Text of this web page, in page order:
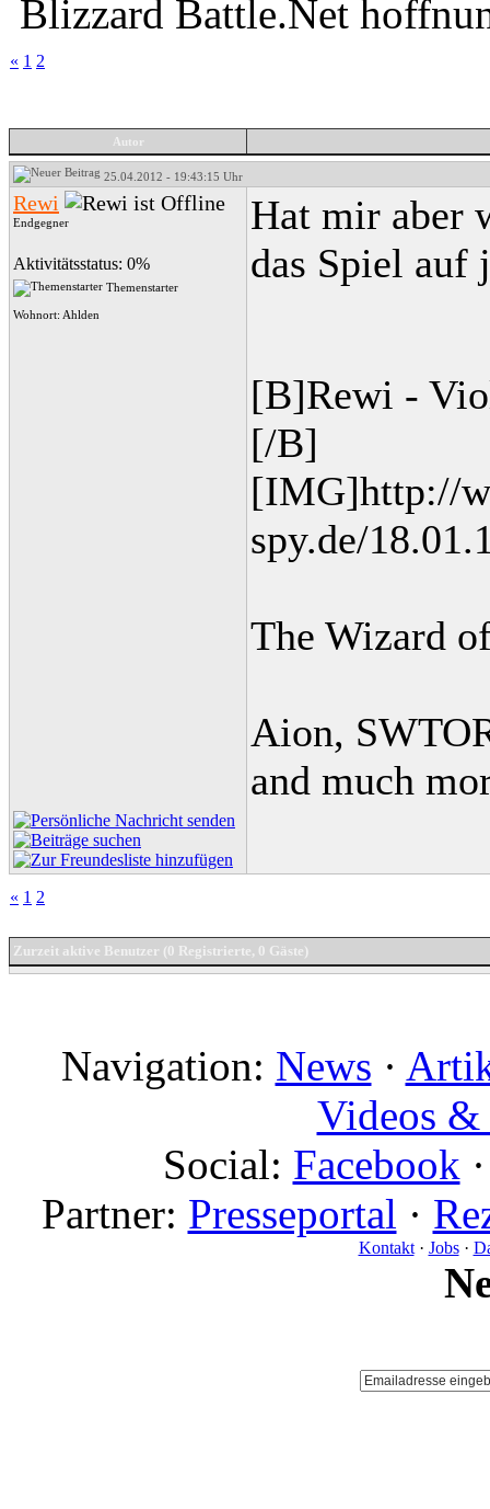
Blizzard Battle.Net
« 1 2
Autor
25.04.2012 - 19:43:15 Uhr
Rewi
Endgegner
Aktivitätsstatus: 0%
Themenstarter
Wohnort: Ahlden
Hat mir aber
das Spiel auf
[B]Rewi -
[/B]
[IMG]http://
spy.de/
The Wizard
Aion,
and much
« 1 2
Zurzeit aktive Benutzer (0 Registrierte, 0 Gäste)
Navigation: News ·
Videos
Social: Facebook
Partner: Presseportal ·
Kontakt· Jobs·